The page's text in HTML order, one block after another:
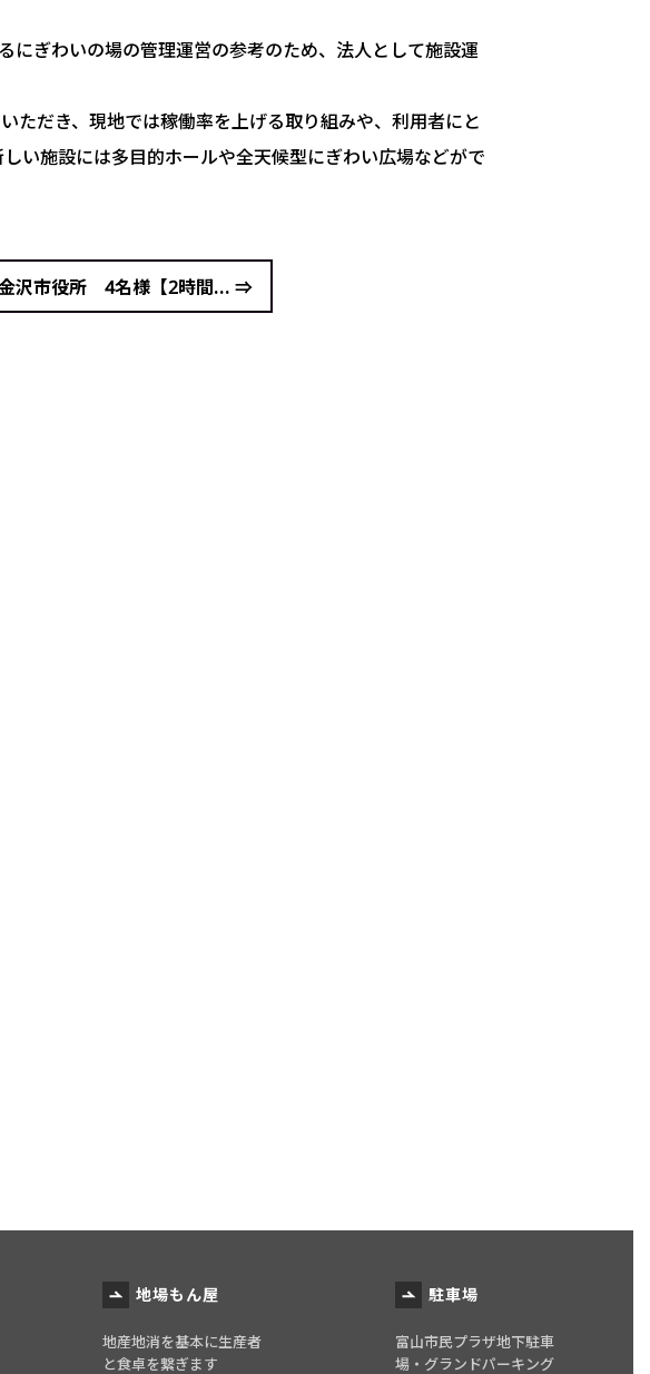
ぎわいの場の管理運営の参考のため、法人として施設運
ただき、現地では稼働率を上げる取り組みや、利用者にと
い施設には多目的ホールや全天候型にぎわい広場などがで
沢市役所 4名様【2時間... ⇒
地場もん屋
地産地消を基本に生産者
と食卓を繋ぎます
駐車場
富山市民プラザ地下駐車
場・グランドパーキング